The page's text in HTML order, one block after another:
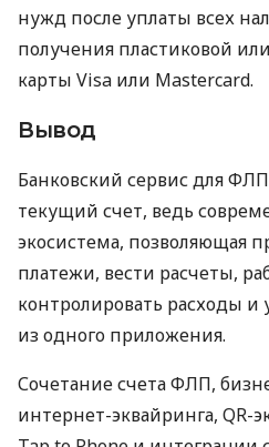
нужд после уплаты всех
получения пластиковой
карты Visa или Mastercard.
Вывод
Банковский сервис для
текущий счет, ведь
экосистема, позволяющая
платежи, вести расчеты,
контролировать расходы и
из одного приложения.
Сочетание счета ФЛП,
интернет-эквайринга, QR-